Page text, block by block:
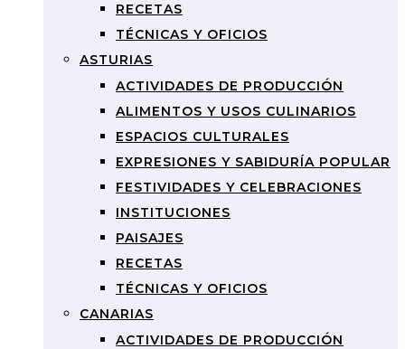
RECETAS
TÉCNICAS Y OFICIOS
ASTURIAS
ACTIVIDADES DE PRODUCCIÓN
ALIMENTOS Y USOS CULINARIOS
ESPACIOS CULTURALES
EXPRESIONES Y SABIDURÍA POPULAR
FESTIVIDADES Y CELEBRACIONES
INSTITUCIONES
PAISAJES
RECETAS
TÉCNICAS Y OFICIOS
CANARIAS
ACTIVIDADES DE PRODUCCIÓN